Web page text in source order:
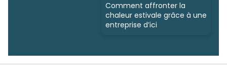
Comment affronter la
chaleur estivale grâce à une
entreprise d’ici